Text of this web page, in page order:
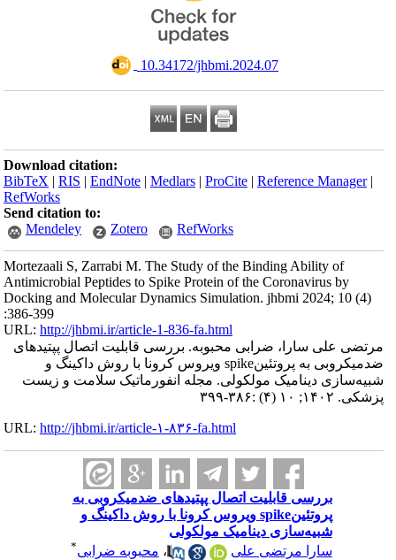
‎ 10.34172/jhbmi.2024.07
Download citation:
BibTeX |RIS |EndNote |Medlars |ProCite |Reference Manager
RefWorks
Send citation to:
Mendeley
Zotero RefWorks
Mortezaali S, Zarrabi M. The Study of the Binding Ability of
Antimicrobial Peptides to Spike Protein of the Coronavirus by
Docking and Molecular Dynamics Simulation. jhbmi 2024; 10 (4)
:386-399
URL:http://jhbmi.ir/article-1-836-fa.html
مرتضی علی سارا، ضرابی محبوبه. بررسی قابلیت اتصال پپتیدهای
ضدمیکروبی به پروتئینspike ویروس کرونا با روش داکینگ و
شبیه‌سازی دینامیک مولکولی. مجله انفورماتیک سلامت و زیست
پزشکی. ۱۴۰۲; ۱۰ (۴) :۳۸۶-۳۹۹
URL:http://jhbmi.ir/article-۱-۸۳۶-fa.html
بررسی قابلیت اتصال پپتیدهای ضدمیکروبی به
پروتئینspike ویروس کرونا با روش داکینگ و
شبیه‌سازی دینامیک مولکولی
سارا مرتضی علی
،محبوبه ضرابی